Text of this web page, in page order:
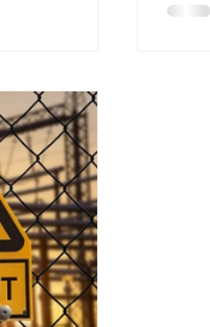
La Città
linea di
un
spessore
e
folta